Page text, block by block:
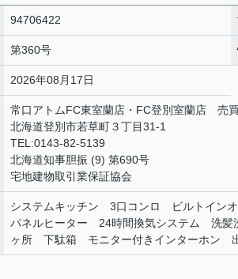
94706422
第360号
2026年08月17日
常口アトムFC東室蘭店・FC登別室蘭店 売
北海道登別市若草町３丁目31-1
TEL:0143-82-5139
北海道知事胆振 (9) 第690号
宅地建物取引業保証協会
システムキッチン 3口コンロ ビルトイン
パネルヒーター 24時間換気システム 洗
ヶ所 下駄箱 モニター付きインターホ